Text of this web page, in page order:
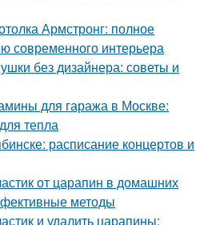
Армстронг: полное
современного интерьера
без дизайнера: советы и
для гаража в Москве:
тепла
расписание концертов и
от царапин в домашних
методы
и удалить царапины: